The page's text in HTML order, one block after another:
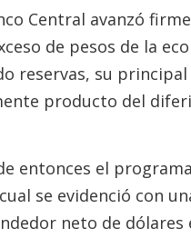
Central avanzó
de pesos de la
reservas, su
producto del
entonces el
se evidenció con
neto de